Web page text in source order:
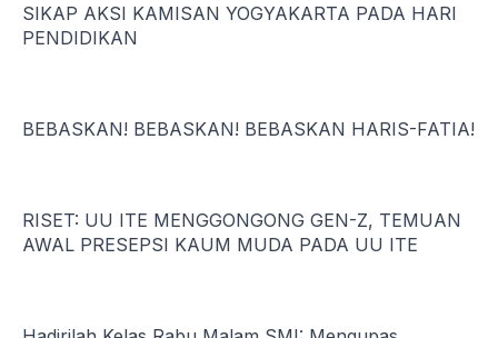
SIKAP AKSI KAMISAN YOGYAKARTA PADA HARI
PENDIDIKAN
BEBASKAN! BEBASKAN! BEBASKAN HARIS-FATIA!
RISET: UU ITE MENGGONGONG GEN-Z, TEMUAN
AWAL PRESEPSI KAUM MUDA PADA UU ITE